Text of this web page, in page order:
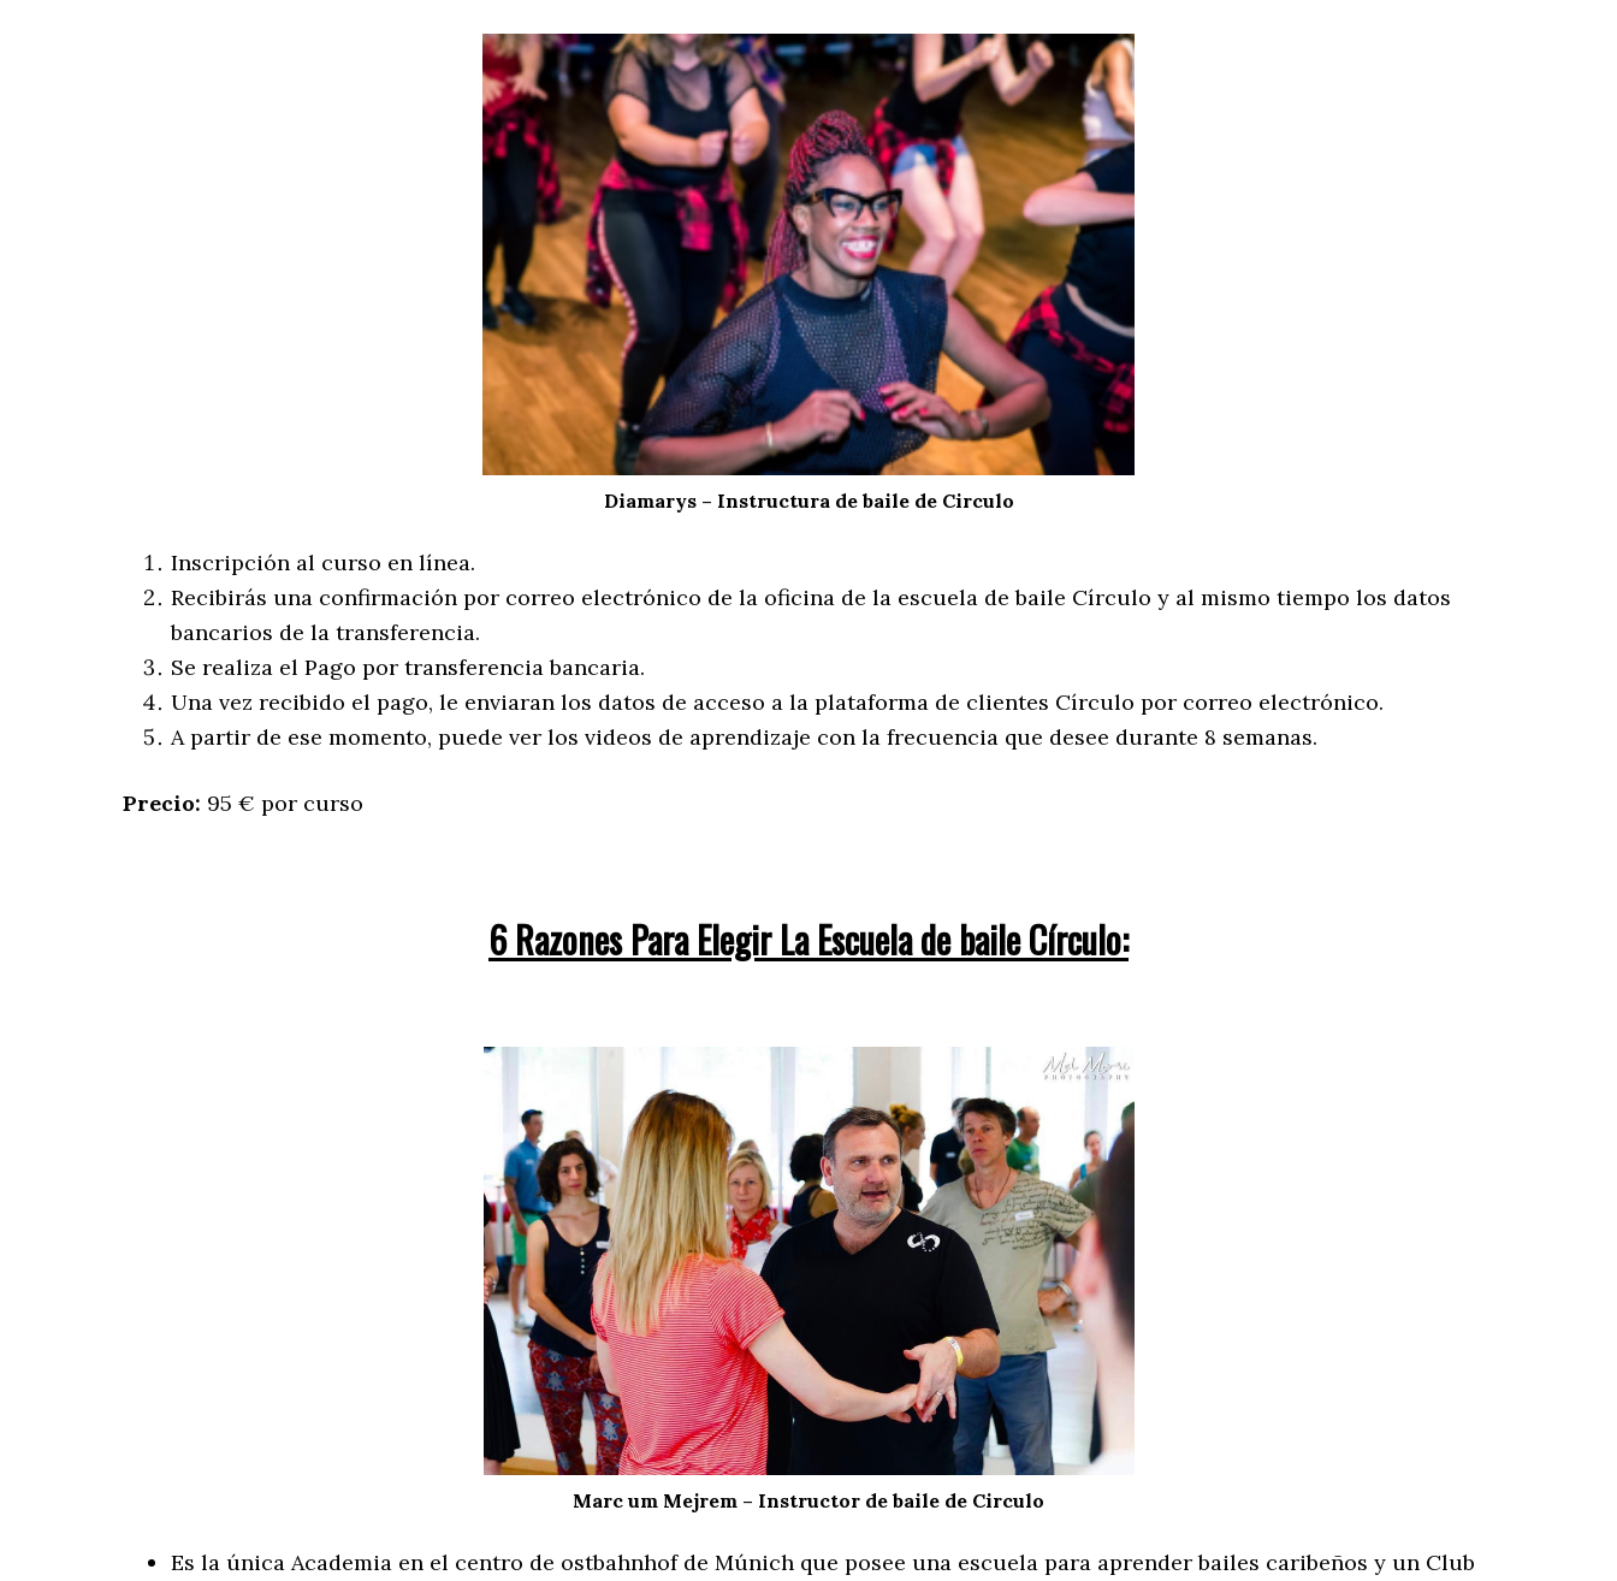
Diamarys – Instructura de baile de Circulo
Inscripción al curso en línea.
Recibirás una confirmación por correo electrónico de la oficina de la escuela de baile Círculo y al mismo tiempo los datos
bancarios de la transferencia.
Se realiza el Pago por transferencia bancaria.
Una vez recibido el pago, le enviaran los datos de acceso a la plataforma de clientes Círculo por correo electrónico.
A partir de ese momento, puede ver los videos de aprendizaje con la frecuencia que desee durante 8 semanas.
Precio: 95 € por curso
6 Razones Para Elegir La Escuela de baile Círculo:
Marc um Mejrem – Instructor de baile de Circulo
Es la única Academia en el centro de ostbahnhof de Múnich que posee una escuela para aprender bailes caribeños y un Club